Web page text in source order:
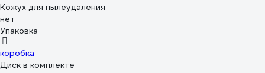
Кожух для пылеудаления
нет
Упаковка
коробка
Диск в комплекте